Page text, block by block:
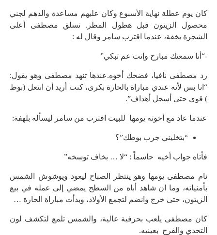
كان يوم عطلة نهاية الأسبوع وكان عليهم مساعدة والدهم لجني
محصول الزيتون قبل هطول المطر. تسلق مصطفى أعلى
الشجرة بخفة، عندما اقترب سامر وقال له :
-“أنا سمعتك مبارح وإنت عم تبكي”
رد مصطفى نافيا، فضحك أخوه.عندها تنهد مصطفى وهو يقول:
“انا بس لأنه عندي مباراة بالحارة بكرى، كنت أريد أن انتعل (بوط
) قوي حتى أسجل أهداف”.
عندما عاد مع أخوته يومها للبيت اقترب من سامر ليسأله بلهفة:
“بتخليني جرب بوطك”؟
فأتاه جواب أخيه حاسماً : “لا … بخاف توسخه”
نام مصطفى يومها وهو ينتظر الصباح ليعود ويوشوش الشمس
بأمنياته، وما ان شاهد أباه من السطح يمضي إلى عمله في بيع
الزيتون، حتى خرج وانضم لتجمع الأولاد، وبدأت مباراة الحارة …
كان مصطفى يلعب بحرفية عالية، والشمس تلمع لتكشف لون
التحدي والفرح بعينيه.